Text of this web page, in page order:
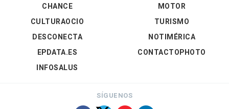
CHANCE
CULTURAOCIO
DESCONECTA
EPDATA.ES
INFOSALUS
MOTOR
TURISMO
NOTIMÉRICA
CONTACTOPHOTO
SÍGUENOS